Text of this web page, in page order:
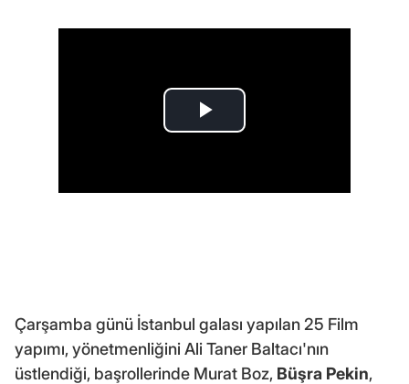
Çarşamba günü İstanbul galası yapılan 25 Film
yapımı, yönetmenliğini Ali Taner Baltacı'nın
üstlendiği, başrollerinde Murat Boz, Büşra Pekin,